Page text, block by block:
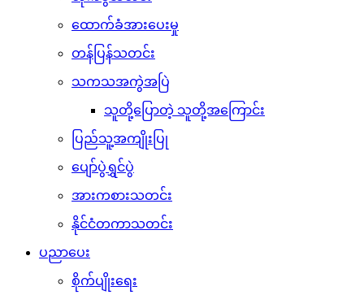
ထောက်ခံအားပေးမှု
တန်ပြန်သတင်း
သကသအကွဲအပြဲ
သူတို့ပြောတဲ့ သူတို့အကြောင်း
ပြည်သူ့အကျိုးပြု
ပျော်ပွဲရွှင်ပွဲ
အားကစားသတင်း
နိုင်ငံတကာသတင်း
ပညာပေး
စိုက်ပျိုးရေး